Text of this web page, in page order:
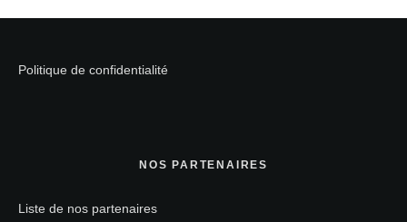
Politique de confidentialité
NOS PARTENAIRES
Liste de nos partenaires